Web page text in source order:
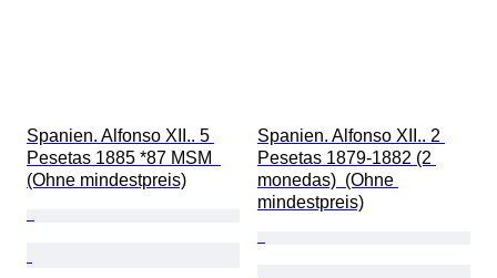
Spanien. Alfonso XII.. 5
Pesetas 1885 *87 MSM
(Ohne mindestpreis)
Spanien. Alfonso XII.. 2
Pesetas 1879-1882 (2
monedas)  (Ohne
mindestpreis)